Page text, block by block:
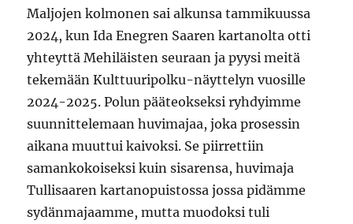
Maljojen kolmonen sai alkunsa tammikuussa
2024, kun Ida Enegren Saaren kartanolta otti
yhteyttä Mehiläisten seuraan ja pyysi meitä
tekemään Kulttuuripolku-näyttelyn vuosille
2024-2025. Polun pääteokseksi ryhdyimme
suunnittelemaan huvimajaa, joka prosessin
aikana muuttui kaivoksi. Se piirrettiin
samankokoiseksi kuin sisarensa, huvimaja
Tullisaaren kartanopuistossa jossa pidämme
sydänmajaamme, mutta muodoksi tuli